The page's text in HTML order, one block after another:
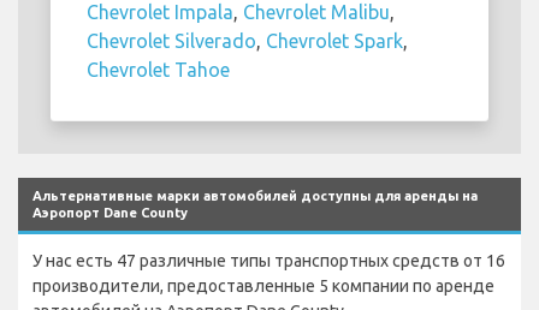
Chevrolet Impala, Chevrolet Malibu,
Chevrolet Silverado, Chevrolet Spark,
Chevrolet Tahoe
Альтернативные марки автомобилей доступны для аренды на
Аэропорт Dane County
У нас есть 47 различные типы транспортных средств от 16
производители, предоставленные 5 компании по аренде